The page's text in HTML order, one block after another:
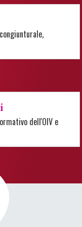
dell'OIV e